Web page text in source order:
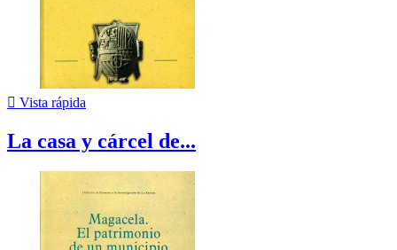
 Vista rápida
La casa y cárcel de...